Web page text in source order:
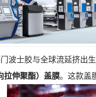
波士胶与全球流延挤出
拉伸聚酯）盖膜。这款盖